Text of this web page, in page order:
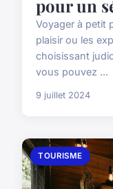
pour un
Voyager à petit
plaisir ou les
choisissant
vous pouvez ...
9 juillet 2024
TOURISME